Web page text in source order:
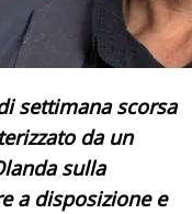
settimana scorsa
da un
sulla
a disposizione e